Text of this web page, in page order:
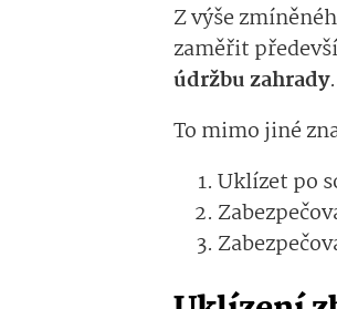
Z výše
zaměřit
údržbu zahrady.
To mimo jiné
Uklízet po